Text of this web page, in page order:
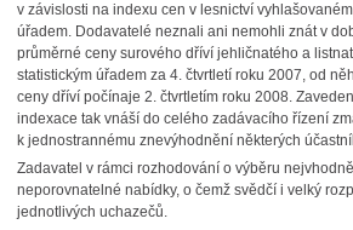
v závislosti na indexu cen v lesnictví
úřadem. Dodavatelé neznali ani nemohli znát v
průměrné ceny surového dříví jehličnatého a
statistickým úřadem za 4. čtvrtletí roku 2007, od
ceny dříví počínaje 2. čtvrtletím roku 2008.
indexace tak vnáší do celého zadávacího řízení
k jednostrannému znevýhodnění některých
Zadavatel v rámci rozhodování o výběru
neporovnatelné nabídky, o čemž svědčí i velký
jednotlivých uchazečů.